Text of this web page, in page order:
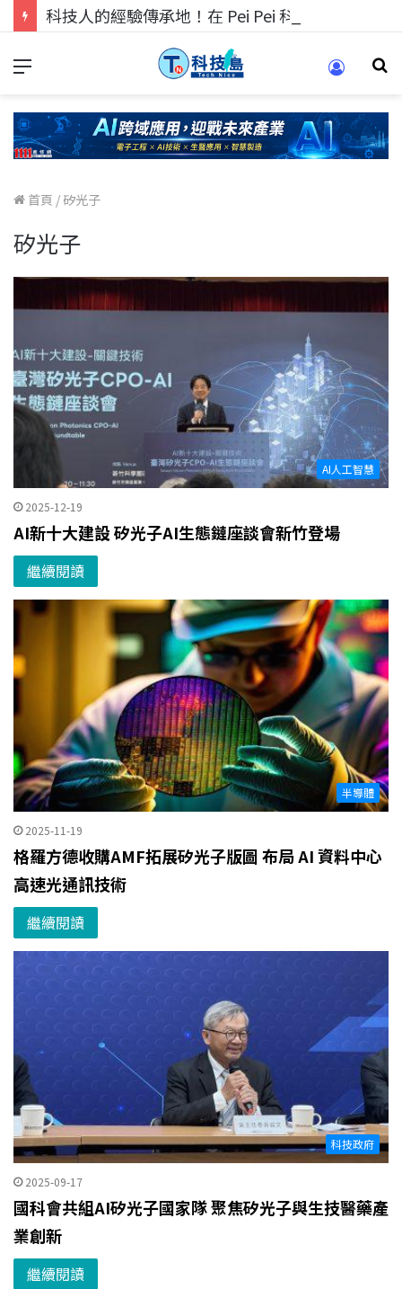
首頁 / 矽光子
矽光子
AI人工智慧
2025-12-19
AI新十大建設 矽光子AI生態鏈座談會新竹登場
繼續閱讀
半導體
2025-11-19
格羅方德收購AMF拓展矽光子版圖 布局 AI 資料中心
高速光通訊技術
繼續閱讀
科技政府
2025-09-17
國科會共組AI矽光子國家隊 聚焦矽光子與生技醫藥產
業創新
繼續閱讀